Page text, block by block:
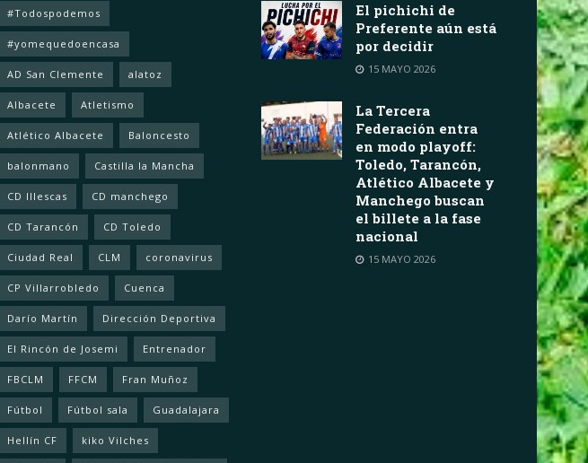
#Todospodemos
#yomequedoencasa
AD San Clemente alatoz
Albacete Atletismo
Atlético Albacete Baloncesto
balonmano Castilla la Mancha
CD Illescas CD manchego
CD Tarancón CD Toledo
Ciudad Real CLM coronavirus
CP Villarrobledo Cuenca
Darío Martín Dirección Deportiva
El Rincón de Josemi Entrenador
FBCLM FFCM Fran Muñoz
Fútbol Fútbol sala Guadalajara
Hellín CF kiko Vilches
El pichichi de
Preferente aún está
por decidir
15 MAYO 2026
La Tercera
Federación entra
en modo playoff:
Toledo, Tarancón,
Atlético Albacete y
Manchego buscan
el billete a la fase
nacional
15 MAYO 2026